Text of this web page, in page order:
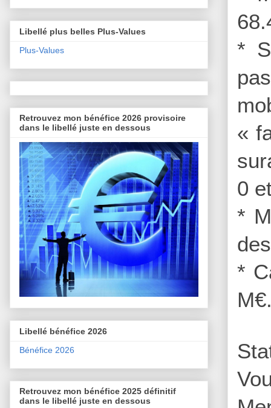
*
«
0
*
*
Libellé plus belles Plus-Values
Plus-Values
Retrouvez mon bénéfice 2026 provisoire
dans le libellé juste en dessous
Libellé bénéfice 2026
Bénéfice 2026
Retrouvez mon bénéfice 2025 définitif
dans le libellé juste en dessous